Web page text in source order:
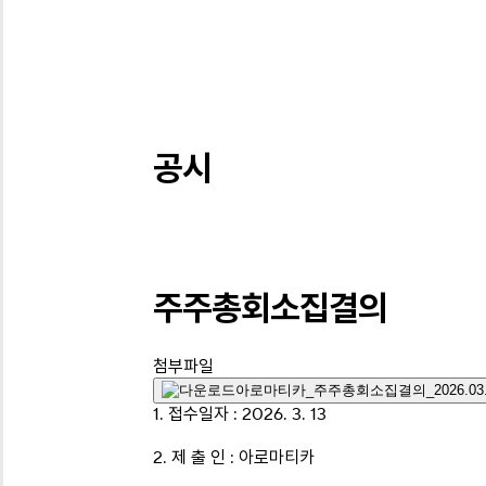
공시
주주총회소집결의
첨부파일
아로마티카_주주총회소집결의
1. 접수일자 : 2026. 3. 13
2. 제 출 인 : 아로마티카